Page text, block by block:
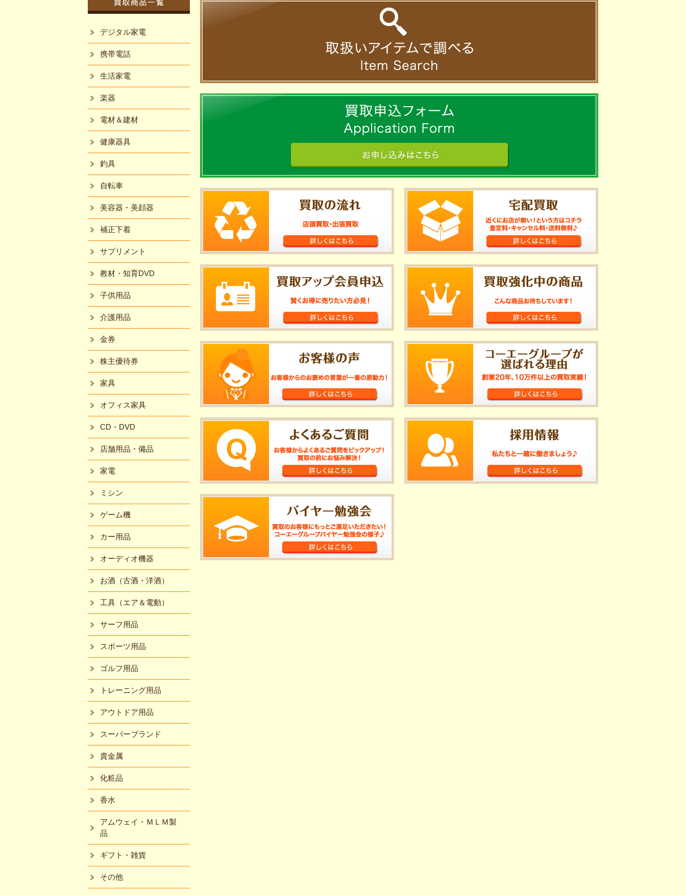
デジタル家電
携帯電話
生活家電
楽器
電材＆建材
健康器具
釣具
自転車
美容器・美顔器
補正下着
サプリメント
教材・知育DVD
子供用品
介護用品
金券
株主優待券
家具
オフィス家具
CD・DVD
店舗用品・備品
家電
ミシン
ゲーム機
カー用品
オーディオ機器
お酒（古酒・洋酒）
工具（エア＆電動）
サーフ用品
スポーツ用品
ゴルフ用品
トレーニング用品
アウトドア用品
スーパーブランド
貴金属
化粧品
香水
アムウェイ・ＭＬＭ製
品
ギフト・雑貨
その他